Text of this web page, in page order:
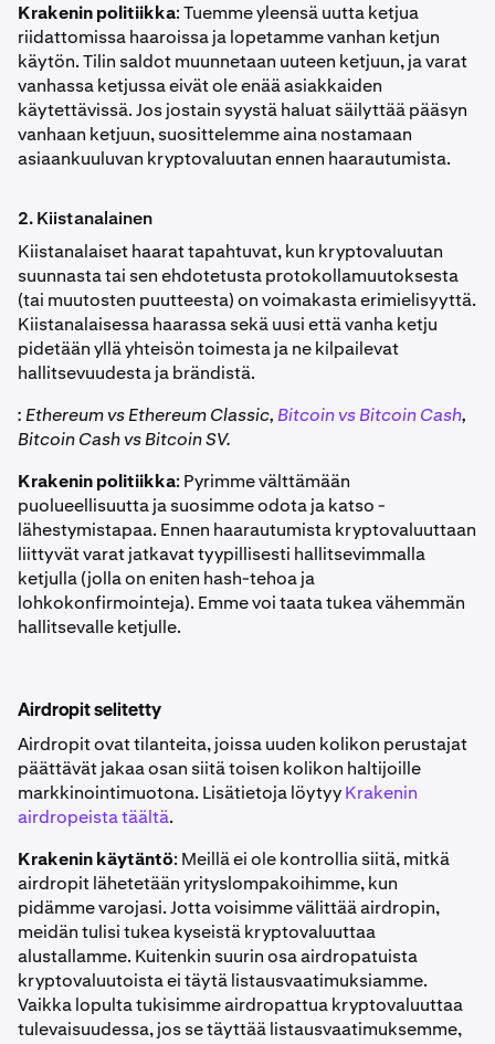
Krakenin politiikka: Tuemme yleensä uutta ketjua
riidattomissa haaroissa ja lopetamme vanhan ketjun
käytön. Tilin saldot muunnetaan uuteen ketjuun, ja varat
vanhassa ketjussa eivät ole enää asiakkaiden
käytettävissä. Jos jostain syystä haluat säilyttää pääsyn
vanhaan ketjuun, suosittelemme aina nostamaan
asiaankuuluvan kryptovaluutan ennen haarautumista.
2. Kiistanalainen
Kiistanalaiset haarat tapahtuvat, kun kryptovaluutan
suunnasta tai sen ehdotetusta protokollamuutoksesta
(tai muutosten puutteesta) on voimakasta erimielisyyttä.
Kiistanalaisessa haarassa sekä uusi että vanha ketju
pidetään yllä yhteisön toimesta ja ne kilpailevat
hallitsevuudesta ja brändistä.
: Ethereum vs Ethereum Classic, Bitcoin vs Bitcoin Cash,
Bitcoin Cash vs Bitcoin SV.
Krakenin politiikka: Pyrimme välttämään
puolueellisuutta ja suosimme odota ja katso -
lähestymistapaa. Ennen haarautumista kryptovaluuttaan
liittyvät varat jatkavat tyypillisesti hallitsevimmalla
ketjulla (jolla on eniten hash-tehoa ja
lohkokonfirmointeja). Emme voi taata tukea vähemmän
hallitsevalle ketjulle.
Airdropit selitetty
Airdropit ovat tilanteita, joissa uuden kolikon perustajat
päättävät jakaa osan siitä toisen kolikon haltijoille
markkinointimuotona. Lisätietoja löytyyKrakenin
airdropeista täältä.
Krakenin käytäntö: Meillä ei ole kontrollia siitä, mitkä
airdropit lähetetään yrityslompakoihimme, kun
pidämme varojasi. Jotta voisimme välittää airdropin,
meidän tulisi tukea kyseistä kryptovaluuttaa
alustallamme. Kuitenkin suurin osa airdropatuista
kryptovaluutoista ei täytä listausvaatimuksiamme.
Vaikka lopulta tukisimme airdropattua kryptovaluuttaa
tulevaisuudessa, jos se täyttää listausvaatimuksemme,